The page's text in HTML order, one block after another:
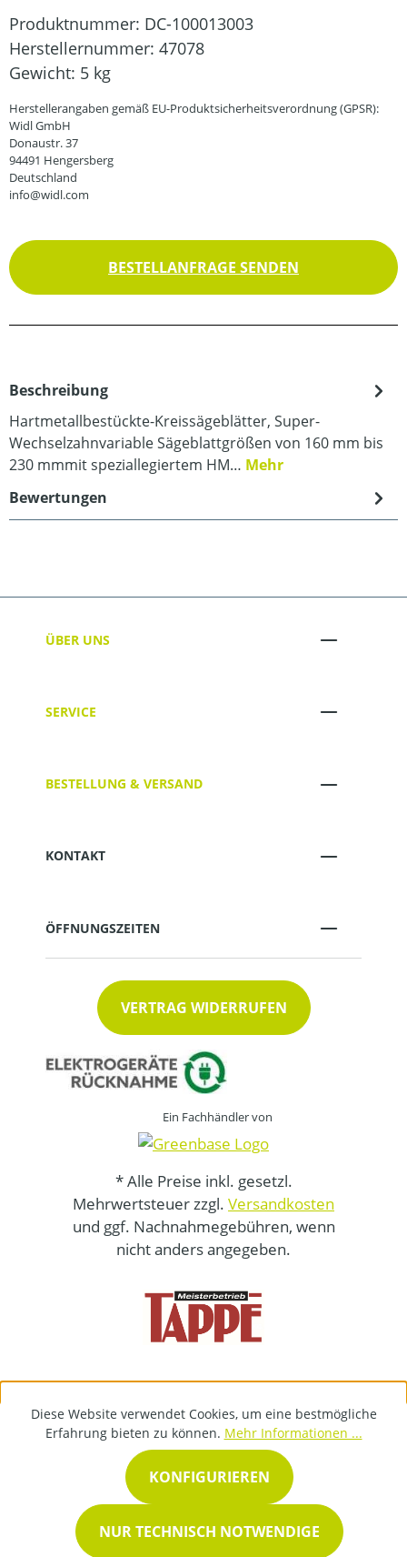
Produktnummer: DC-100013003
Herstellernummer: 47078
Gewicht: 5 kg
Herstellerangaben gemäß EU-Produktsicherheitsverordnung (GPSR):
Widl GmbH
Donaustr. 37
94491 Hengersberg
Deutschland
info@widl.com
BESTELLANFRAGE SENDEN
Beschreibung
Hartmetallbestückte-Kreissägeblätter, Super-
Wechselzahnvariable Sägeblattgrößen von 160 mm bis
230 mmmit speziallegiertem HM… Mehr
Bewertungen
ÜBER UNS
SERVICE
BESTELLUNG & VERSAND
KONTAKT
ÖFFNUNGSZEITEN
VERTRAG WIDERRUFEN
Ein Fachhändler von
* Alle Preise inkl. gesetzl.
Mehrwertsteuer zzgl. Versandkosten
und ggf. Nachnahmegebühren, wenn
nicht anders angegeben.
Diese Website verwendet Cookies, um eine bestmögliche
Erfahrung bieten zu können. Mehr Informationen ...
NUR TECHNISCH NOTWENDIGE
KONFIGURIEREN